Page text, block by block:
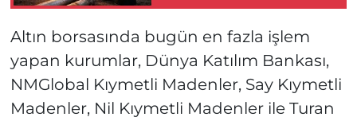
Altın borsasında bugün en fazla işlem
yapan kurumlar, Dünya Katılım Bankası,
NMGlobal Kıymetli Madenler, Say Kıymetli
Madenler, Nil Kıymetli Madenler ile Turan